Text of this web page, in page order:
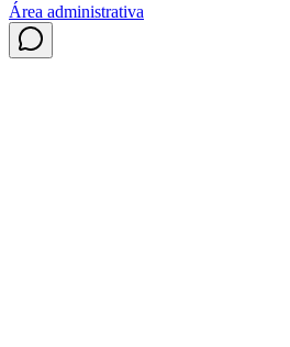
Área administrativa